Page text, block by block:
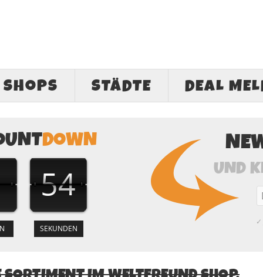
SHOPS STÄDTE DEAL
DOWN
53
UND
✓